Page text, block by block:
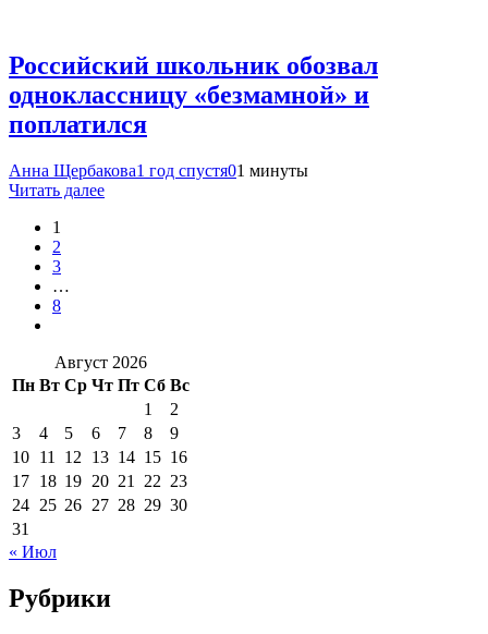
Российский школьник обозвал
одноклассницу «безмамной» и
поплатился
Анна Щербакова1 год спустя01 минуты
Читать далее
1
2
3
…
8
Август 2026
Пн Вт Ср Чт Пт Сб Вс
1
2
3
4 5 6 7 8
9
10 11 12 13 14 15 16
17 18 19 20 21 22 23
24 25 26 27 28 29 30
31
« Июл
Рубрики